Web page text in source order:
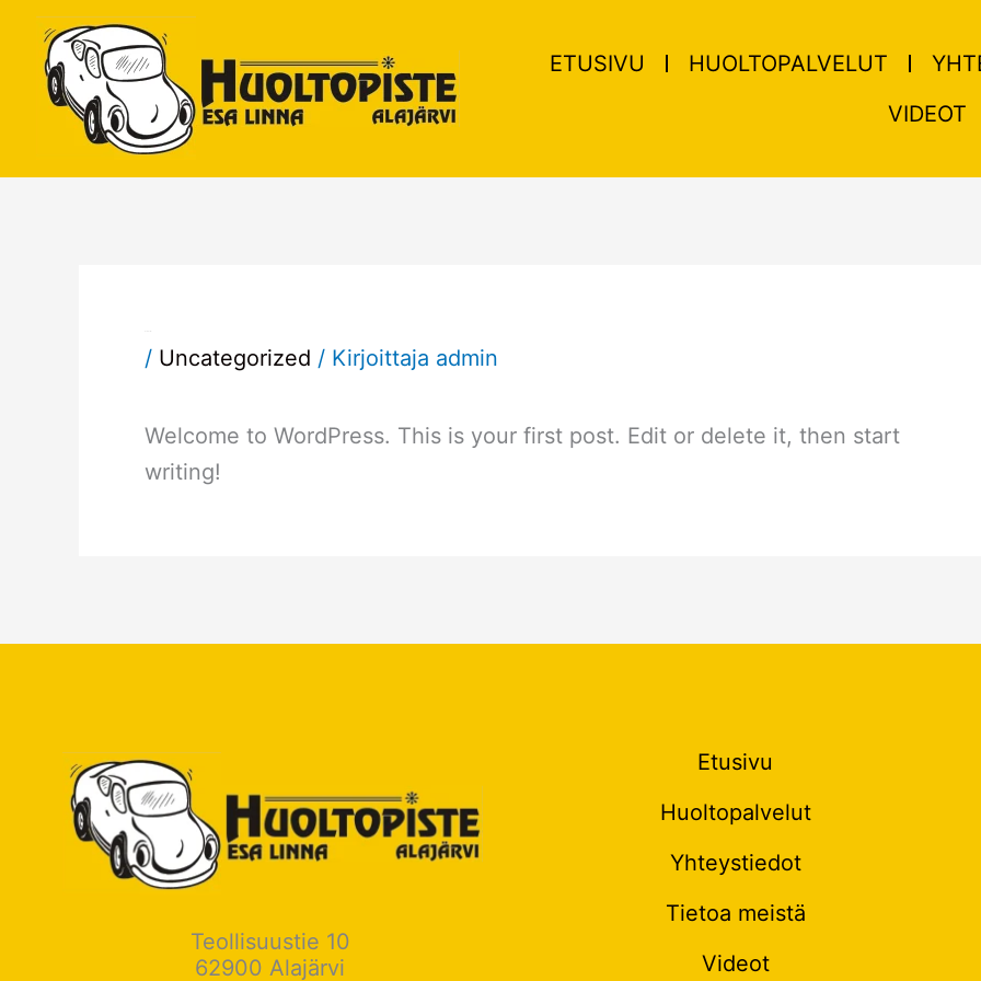
Siirry
sisältöön
ETUSIVU HUOLTOPALVELUT
VIDEOT
/ Uncategorized / Kirjoittaja admin
Welcome to WordPress. This is your first post. Edit or delete it, then start
writing!
Teollisuustie 10
62900 Alajärvi
Etusivu
Huoltopalvelut
Yhteystiedot
Tietoa meistä
Videot